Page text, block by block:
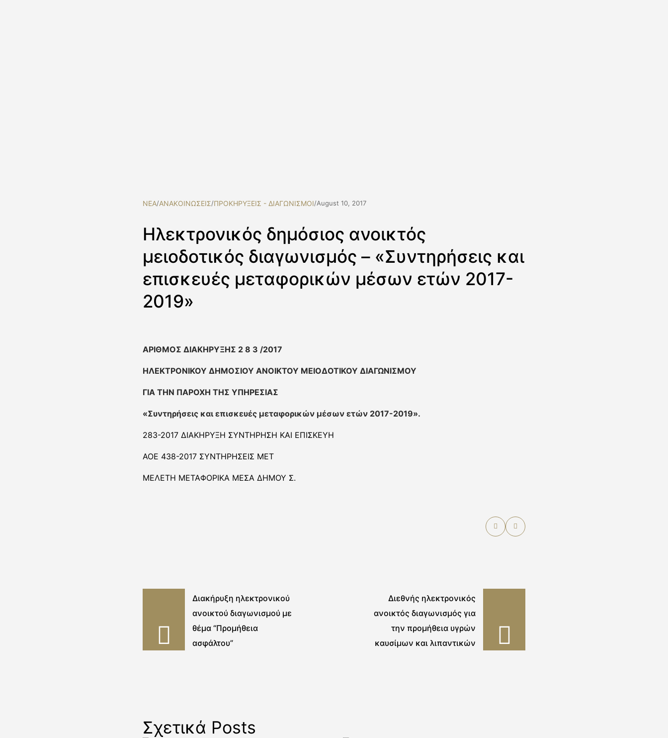
NEA/ΑΝΑΚΟΙΝΩΣΕΙΣ/ΠΡΟΚΗΡΥΞΕΙΣ - ΔΙΑΓΩΝΙΣΜΟΙ/August 10, 2017
Ηλεκτρονικός δημόσιος ανοικτός
μειοδοτικός διαγωνισμός – «Συντηρήσεις και
επισκευές μεταφορικών μέσων ετών 2017-
2019»
ΑΡΙΘΜΟΣ ΔΙΑΚΗΡΥΞΗΣ 2 8 3 /2017
ΗΛΕΚΤΡΟΝΙΚΟΥ ΔΗΜΟΣΙΟΥ ΑΝΟΙΚΤΟΥ ΜΕΙΟΔΟΤΙΚΟΥ ΔΙΑΓΩΝΙΣΜΟΥ
ΓΙΑ ΤΗΝ ΠΑΡΟΧΗ ΤΗΣ ΥΠΗΡΕΣΙΑΣ
«Συντηρήσεις και επισκευές μεταφορικών μέσων ετών 2017-2019».
283-2017 ΔΙΑΚΗΡΥΞΗ ΣΥΝΤΗΡΗΣΗ ΚΑΙ ΕΠΙΣΚΕΥΗ
ΑΟΕ 438-2017 ΣΥΝΤΗΡΗΣΕΙΣ ΜΕΤ
ΜΕΛΕΤΗ ΜΕΤΑΦΟΡΙΚΑ ΜΕΣΑ ΔΗΜΟΥ Σ.
Διακήρυξη ηλεκτρονικού
ανοικτού διαγωνισμού με
θέμα “Προμήθεια
ασφάλτου”
Διεθνής ηλεκτρονικός
ανοικτός διαγωνισμός για
την προμήθεια υγρών
καυσίμων και λιπαντικών
Σχετικά Posts